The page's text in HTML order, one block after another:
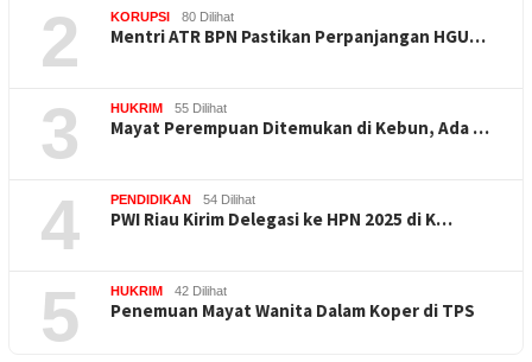
2 KORUPSI 80 Dilihat
Mentri ATR BPN Pastikan Perpanjangan HGU…
3 HUKRIM 55 Dilihat
Mayat Perempuan Ditemukan di Kebun, Ada …
4 PENDIDIKAN 54 Dilihat
PWI Riau Kirim Delegasi ke HPN 2025 di K…
5 HUKRIM 42 Dilihat
Penemuan Mayat Wanita Dalam Koper di TPS